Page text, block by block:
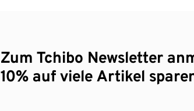
Zum Tchibo Newsletter
10% auf viele Artikel